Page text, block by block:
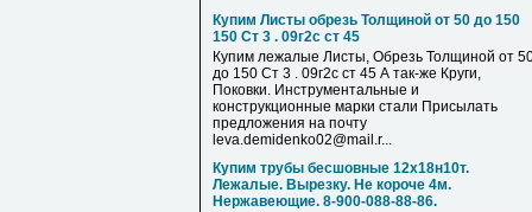
Купим Листы обрезь Толщиной от 50 до 150
150 Ст 3 . 09г2с ст 45
Купим лежалые Листы, Обрезь Толщиной от
до 150 Ст 3 . 09г2с ст 45 А так-же Круги,
Поковки. Инструментальные и
конструкционные марки стали Присылать
предложения на почту
leva.demidenko02@mail.r...
Купим трубы бесшовные 12х18н10т.
Лежалые. Вырезку. Не короче 4м.
Нержавеющие. 8-900-088-88-86.